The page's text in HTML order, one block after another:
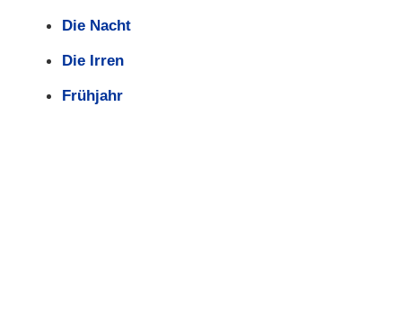
Die Nacht
Die Irren
Frühjahr